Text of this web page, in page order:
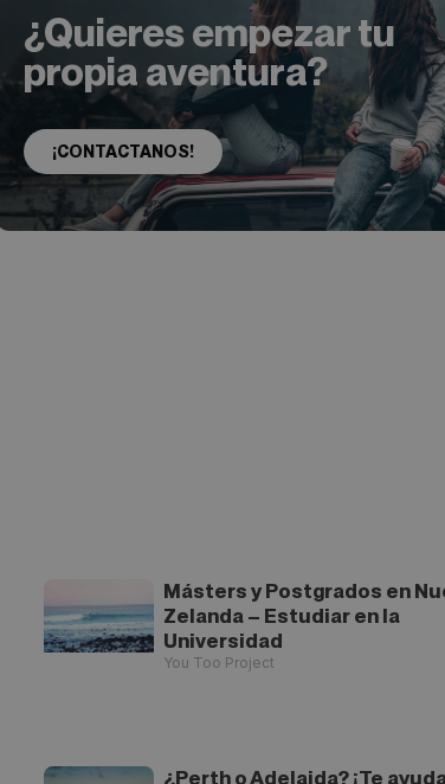
¿Quieres empezar tu
propia aventura?
¡CONTACTANOS!
Másters y Postgrados en
Zelanda – Estudiar en la
Universidad
You Too Project
¿Perth o Adelaida? ¡Te